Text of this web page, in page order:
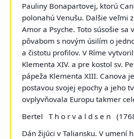
Pauliny Bonapartovej, ktorú
polonahú Venušu. Dalšie veľmi
Amor a Psyche. Toto súsošie sa
pôvabom s novým úsilím o
a čistotu profilov. V Ríme vytvoril
Klementa XIV. a pre kostol sv.
pápeža Klementa XIII. Canova
postavou svojej epochy a jeho
ovplyvňovala Europu takmer
Bertel T h o r v a l d s e n
Dán žijúci v Taliansku. V umení